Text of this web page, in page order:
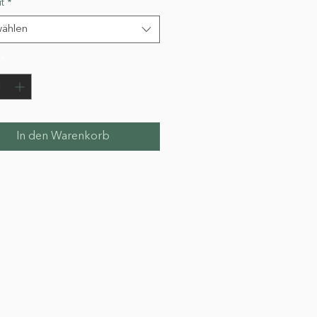
*
In den Warenkorb